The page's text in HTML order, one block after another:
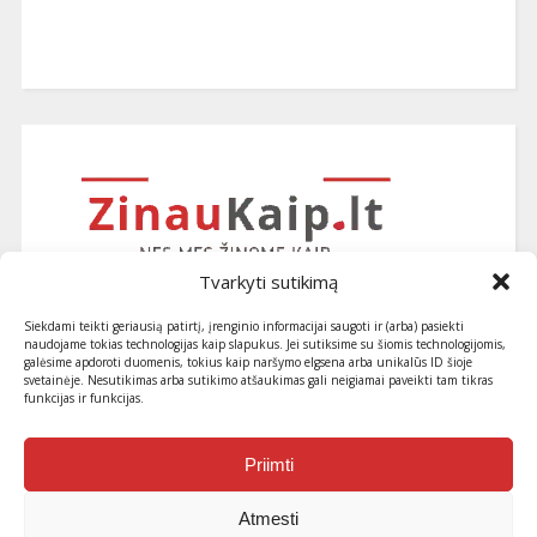
Tvarkyti sutikimą
Siekdami teikti geriausią patirtį, įrenginio informacijai saugoti ir (arba) pasiekti
naudojame tokias technologijas kaip slapukus. Jei sutiksime su šiomis technologijomis,
galėsime apdoroti duomenis, tokius kaip naršymo elgsena arba unikalūs ID šioje
svetainėje. Nesutikimas arba sutikimo atšaukimas gali neigiamai paveikti tam tikras
funkcijas ir funkcijas.
Priimti
Atmesti
Užsiprenumeruokite naujausius
straipsnius ir patarimus